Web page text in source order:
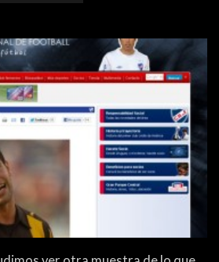
FUTSAL FEMENINO
OTROS DEPORTES
ATLETISMO
HANDBALL